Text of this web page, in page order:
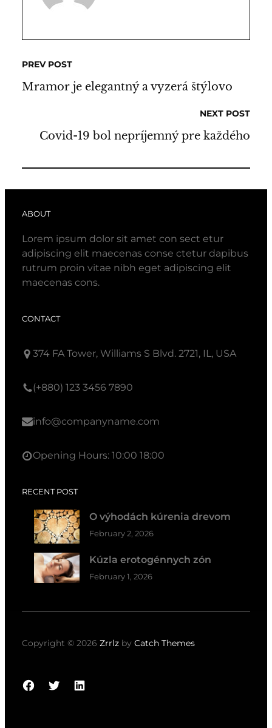
PREV POST
Mramor je elegantný a vyzerá štýlovo
NEXT POST
Covid-19 bol nepríjemný pre každého
ABOUT
Lorem ipsum dolor sit amet con sect etur
adipiscing elit maecenas conse ctetur dapibus
rutrum proin vitae nibh eget adipiscing elit
maecenas cons.
CONTACT
374 FA Tower, Williams S Blvd. 2721, IL, USA
(+880) 123 3456 7890
info@companyname.com
Opening Hours: 10:00 18:00
RECENT POST
O výhodách kúrenia drevom
February 2, 2026
Kúzla erotogénnych zón
February 1, 2026
Copyright © 2026 Zrrlz by Catch Themes
Facebook
TwitterLinkedIn